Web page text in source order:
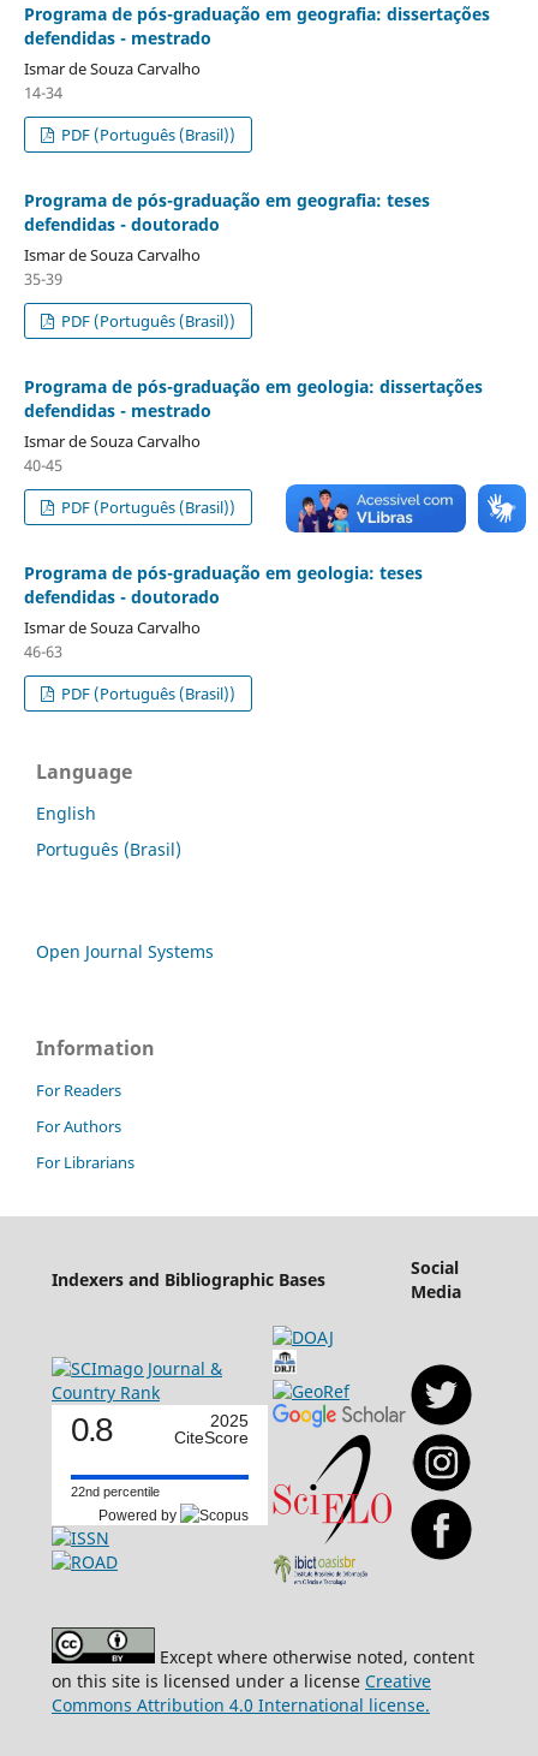
Programa de pós-graduação em geografia: dissertações
defendidas - mestrado
Ismar de Souza Carvalho
14-34
PDF (Português (Brasil))
Programa de pós-graduação em geografia: teses
defendidas - doutorado
Ismar de Souza Carvalho
35-39
PDF (Português (Brasil))
Programa de pós-graduação em geologia: dissertações
defendidas - mestrado
Ismar de Souza Carvalho
40-45
PDF (Português (Brasil))
Programa de pós-graduação em geologia: teses
defendidas - doutorado
Ismar de Souza Carvalho
46-63
PDF (Português (Brasil))
Language
English
Português (Brasil)
Open Journal Systems
Information
For Readers
For Authors
For Librarians
Indexers and Bibliographic Bases
Social
Media
0.8
2025
CiteScore
22nd percentile
Powered by
Except where otherwise noted, content
on this site is licensed under a license Creative
Commons Attribution 4.0 International license.